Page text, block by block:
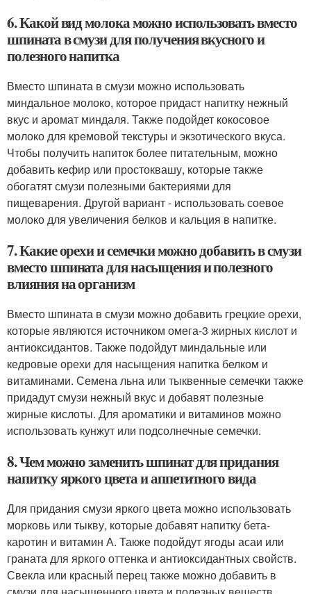
6. Какой вид молока можно использовать вместо
шпината в смузи для получения вкусного и
полезного напитка
Вместо шпината в смузи можно использовать
миндальное молоко, которое придаст напитку нежный
вкус и аромат миндаля. Также подойдет кокосовое
молоко для кремовой текстуры и экзотического вкуса.
Чтобы получить напиток более питательным, можно
добавить кефир или простоквашу, которые также
обогатят смузи полезными бактериями для
пищеварения. Другой вариант - использовать соевое
молоко для увеличения белков и кальция в напитке.
7. Какие орехи и семечки можно добавить в смузи
вместо шпината для насыщения и полезного
влияния на организм
Вместо шпината в смузи можно добавить грецкие орехи,
которые являются источником омега-3 жирных кислот и
антиоксидантов. Также подойдут миндальные или
кедровые орехи для насыщения напитка белком и
витаминами. Семена льна или тыквенные семечки также
придадут смузи нежный вкус и добавят полезные
жирные кислоты. Для ароматики и витаминов можно
использовать кунжут или подсолнечные семечки.
8. Чем можно заменить шпинат для придания
напитку яркого цвета и аппетитного вида
Для придания смузи яркого цвета можно использовать
морковь или тыкву, которые добавят напитку бета-
каротин и витамин А. Также подойдут ягоды асаи или
граната для яркого оттенка и антиоксидантных свойств.
Свекла или красный перец также можно добавить в